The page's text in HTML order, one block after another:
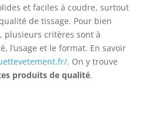
et faciles à coudre, surtout
de tissage. Pour bien
plusieurs critères sont à
l’usage et le format. En savoir
. On y trouve
produits de qualité.